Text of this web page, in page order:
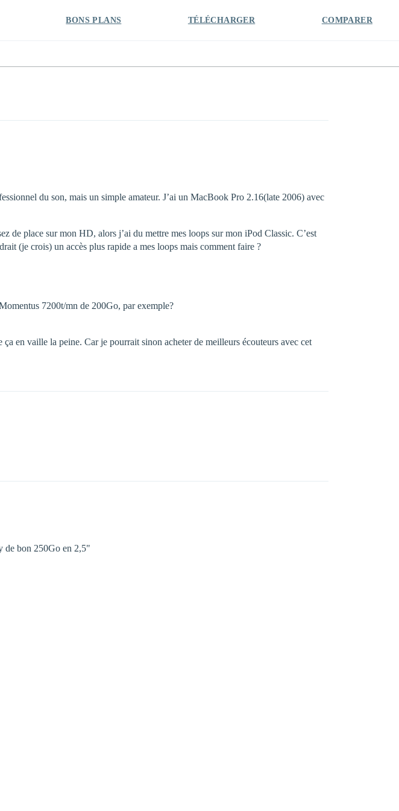
BONS PLANS TÉLÉCHARGER COMPARER
du son, mais un simple amateur. J’ai un MacBook Pro 2.16(late 2006) avec
de place sur mon HD, alors j’ai du mettre mes loops sur mon iPod Classic. C’est
(je crois) un accès plus rapide a mes loops mais comment faire ?
7200t/mn de 200Go, par exemple?
en vaille la peine. Car je pourrait sinon acheter de meilleurs écouteurs avec cet
de bon 250Go en 2,5"